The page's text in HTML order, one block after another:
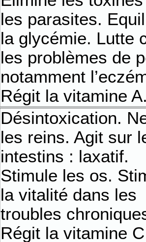
les parasites.
la glycémie. Lutte
les problèmes de
notamment
Régit la vitamine
Désintoxication.
les reins. Agit sur
intestins : laxatif.
Stimule les os.
la vitalité dans les
troubles
Régit la vitamine